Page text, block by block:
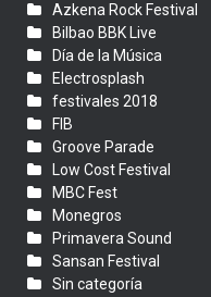
Azkena Rock Festival
Bilbao BBK Live
Día de la Música
Electrosplash
festivales 2018
FIB
Groove Parade
Low Cost Festival
MBC Fest
Monegros
Primavera Sound
Sansan Festival
Sin categoría